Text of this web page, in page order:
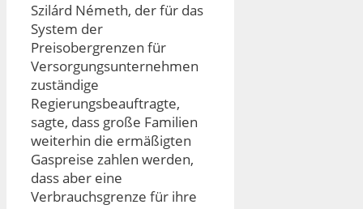
Szilárd Németh, der für das
System der
Preisobergrenzen für
Versorgungsunternehmen
zuständige
Regierungsbeauftragte,
sagte, dass große Familien
weiterhin die ermäßigten
Gaspreise zahlen werden,
dass aber eine
Verbrauchsgrenze für ihre